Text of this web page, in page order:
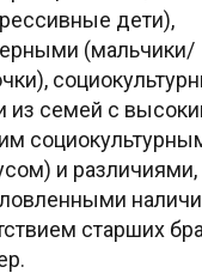
дети),
(мальчики/
из семей с
и различиями,
старших